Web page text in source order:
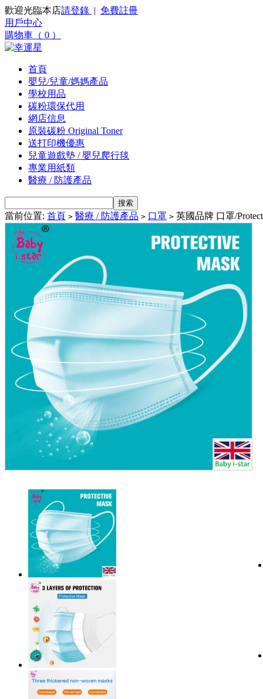
歡迎光臨本店請登錄 | 免費註冊
用戶中心
購物車（ 0 ）
首頁
嬰兒/兒童/媽媽產品
學校用品
碳粉環保代用
網店信息
原裝碳粉 Original Toner
送打印機優惠
兒童遊戲墊 / 嬰兒爬行毯
專業用紙類
醫療 / 防護產品
當前位置: 首頁 > 醫療 / 防護產品 > 口罩 > 英國品牌 口罩/